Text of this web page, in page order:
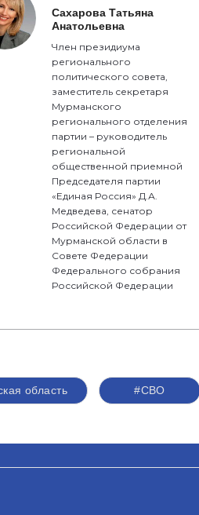
Сахарова Татьяна
Анатольевна
Член президиума
регионального
политического совета,
заместитель секретаря
Мурманского
регионального отделения
партии – руководитель
региональной
общественной приемной
Председателя партии
«Единая Россия» Д.А.
Медведева, сенатор
Российской Федерации от
Мурманской области в
Совете Федерации
Федерального собрания
Российской Федерации
область #СВО